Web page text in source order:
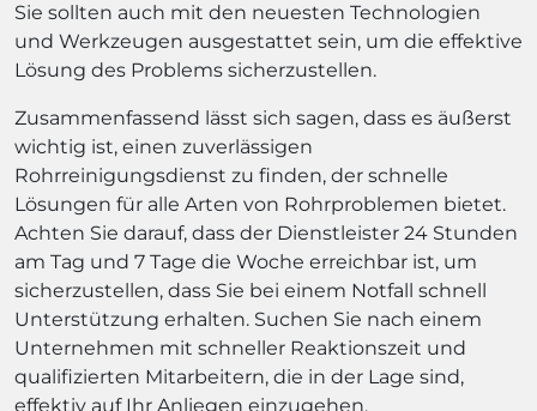
Sie sollten auch mit den neuesten Technologien
und Werkzeugen ausgestattet sein, um die effektive
Lösung des Problems sicherzustellen.
Zusammenfassend lässt sich sagen, dass es äußerst
wichtig ist, einen zuverlässigen
Rohrreinigungsdienst zu finden, der schnelle
Lösungen für alle Arten von Rohrproblemen bietet.
Achten Sie darauf, dass der Dienstleister 24 Stunden
am Tag und 7 Tage die Woche erreichbar ist, um
sicherzustellen, dass Sie bei einem Notfall schnell
Unterstützung erhalten. Suchen Sie nach einem
Unternehmen mit schneller Reaktionszeit und
qualifizierten Mitarbeitern, die in der Lage sind,
effektiv auf Ihr Anliegen einzugehen.